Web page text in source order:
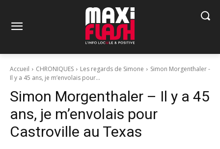
Accueil CHRONIQUES Les regards de Simone
Simon Morgenthaler -
Il y a 45 ans, je m’envolais pour...
Simon Morgenthaler – Il y a 45
ans, je m’envolais pour
Castroville au Texas